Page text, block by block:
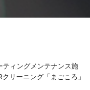
ティングメンテナンス施
リーニング「まごころ」